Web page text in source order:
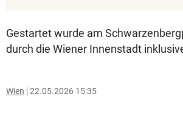
Gestartet wurde am
durch die Wiener Innenstadt
Wien 22.05.2026 15:35